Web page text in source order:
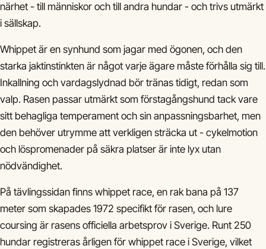
närhet - till människor och till andra hundar - och trivs utmärkt
i sällskap.
Whippet är en synhund som jagar med ögonen, och den
starka jaktinstinkten är något varje ägare måste förhålla sig till.
Inkallning och vardagslydnad bör tränas tidigt, redan som
valp. Rasen passar utmärkt som förstagångshund tack vare
sitt behagliga temperament och sin anpassningsbarhet, men
den behöver utrymme att verkligen sträcka ut - cykelmotion
och löspromenader på säkra platser är inte lyx utan
nödvändighet.
På tävlingssidan finns whippet race, en rak bana på 137
meter som skapades 1972 specifikt för rasen, och lure
coursing är rasens officiella arbetsprov i Sverige. Runt 250
hundar registreras årligen för whippet race i Sverige, vilket